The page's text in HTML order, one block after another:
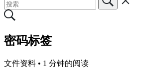
密码标签
文件资料 • 1 分钟的阅读